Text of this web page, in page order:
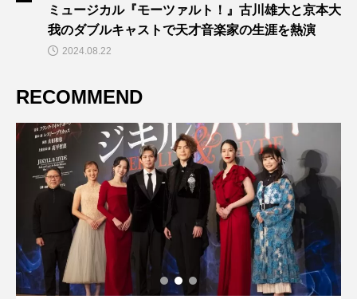
ミュージカル『モーツァルト！』古川雄大と京本大
我のダブルキャストで天才音楽家の生涯を熱演
2024.08.22
RECOMMEND